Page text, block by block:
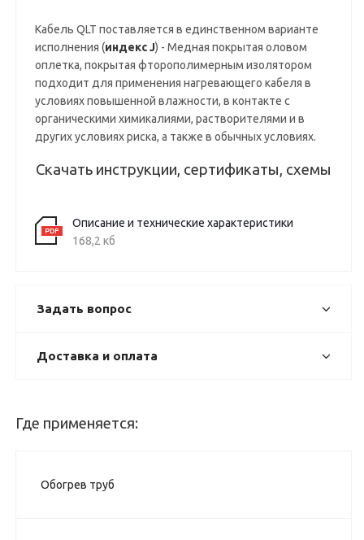
Кабель QLT поставляется в единственном варианте
исполнения (индекс J) - Медная покрытая оловом
оплетка, покрытая фторополимерным изолятором
подходит для применения нагревающего кабеля в
условиях повышенной влажности, в контакте с
органическими химикалиями, растворителями и в
других условиях риска, а также в обычных условиях.
Скачать инструкции, сертификаты, схемы
Описание и технические характеристики
168,2 кб
Задать вопрос
Доставка и оплата
Где применяется:
Обогрев труб